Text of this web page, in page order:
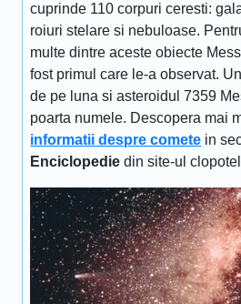
cuprinde 110 corpuri ceresti:
roiuri stelare si nebuloase.
multe dintre aceste obiecte
fost primul care le-a observat.
de pe luna si asteroidul 7359
poarta numele. Descopera mai
informatii despre comete in
Enciclopedie din site-ul